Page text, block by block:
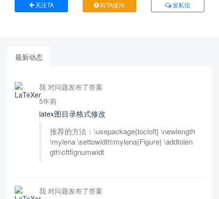
关注TA 向TA提问 发私信
最新动态
我 对问题发布了答案
5年前
latex图目录格式修改
推荐的方法：\usepackage{tocloft} \newlength
\mylena \settowidth\mylena{Figure} \addtolen
gth\cftfignumwidt
我 对问题发布了答案